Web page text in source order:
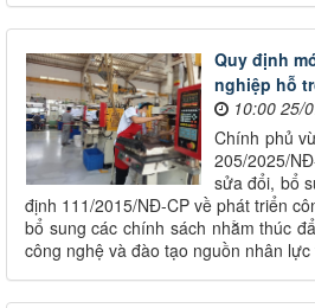
Quy định
nghiệp hỗ
10:00 25/
Chính phủ
205/2025/
sửa đổi, bổ
định 111/2015/NĐ-CP về phát triển
bổ sung các chính sách nhằm thúc
công nghệ và đào tạo nguồn nhân